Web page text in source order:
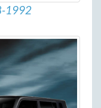
1992